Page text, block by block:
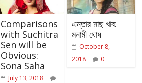
Comparisons
with Suchitra
Sen will be
Obvious:
Sona Saha
July 13, 2018
এন্তার মাছ খাব:
মনামী ঘোষ
October 8,
2018
0